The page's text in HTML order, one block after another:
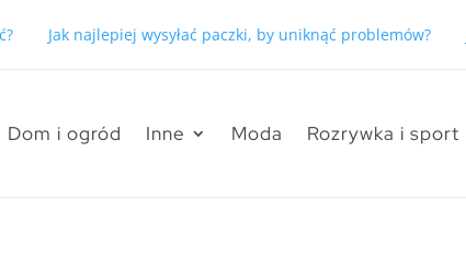
Jak najlepiej wysyłać paczki, by uniknąć problemów?
Dom i ogród Inne Moda Rozrywka i sport